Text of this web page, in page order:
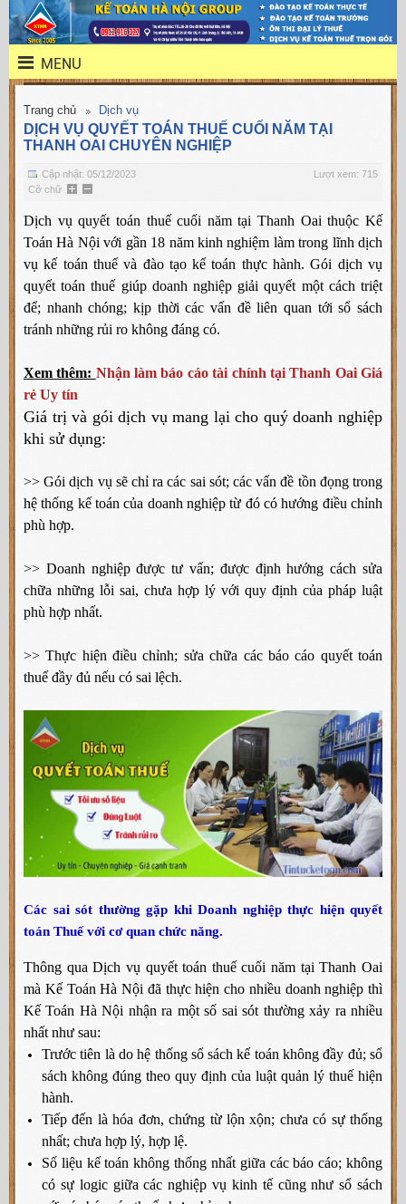
MENU
Trang chủ Dịch vụ
DỊCH VỤ QUYẾT TOÁN THUẾ CUỐI NĂM TẠI
THANH OAI CHUYÊN NGHIỆP
Cập nhật: 05/12/2023
Lượt xem: 715
Cỡ chữ
Dịch vụ quyết toán thuế cuối năm tại Thanh Oai thuộc Kế
Toán Hà Nội với gần 18 năm kinh nghiệm làm trong lĩnh dịch
vụ kế toán thuế và đào tạo kế toán thực hành. Gói dịch vụ
quyết toán thuế giúp doanh nghiệp giải quyết một cách triệt
để; nhanh chóng; kịp thời các vấn đề liên quan tới sổ sách
tránh những rủi ro không đáng có.
Xem thêm: Nhận làm báo cáo tài chính tại Thanh Oai Giá
rẻ Uy tín
Giá trị và gói dịch vụ mang lại cho quý doanh nghiệp
khi sử dụng:
>> Gói dịch vụ sẽ chỉ ra các sai sót; các vấn đề tồn đọng trong
hệ thống kế toán của doanh nghiệp từ đó có hướng điều chỉnh
phù hợp.
>> Doanh nghiệp được tư vấn; được định hướng cách sửa
chữa những lỗi sai, chưa hợp lý với quy định của pháp luật
phù hợp nhất.
>> Thực hiện điều chỉnh; sửa chữa các báo cáo quyết toán
thuế đầy đủ nếu có sai lệch.
Các sai sót thường gặp khi Doanh nghiệp thực hiện quyết
toán Thuế với cơ quan chức năng.
Thông qua Dịch vụ quyết toán thuế cuối năm tại Thanh Oai
mà Kế Toán Hà Nội đã thực hiện cho nhiều doanh nghiệp thì
Kế Toán Hà Nội nhận ra một số sai sót thường xảy ra nhiều
nhất như sau:
Trước tiên là do hệ thống sổ sách kế toán không đầy đủ; sổ
sách không đúng theo quy định của luật quản lý thuế hiện
hành.
Tiếp đến là hóa đơn, chứng từ lộn xộn; chưa có sự thống
nhất; chưa hợp lý, hợp lệ.
Số liệu kế toán không thống nhất giữa các báo cáo; không
có sự logic giữa các nghiệp vụ kinh tế cũng như sổ sách